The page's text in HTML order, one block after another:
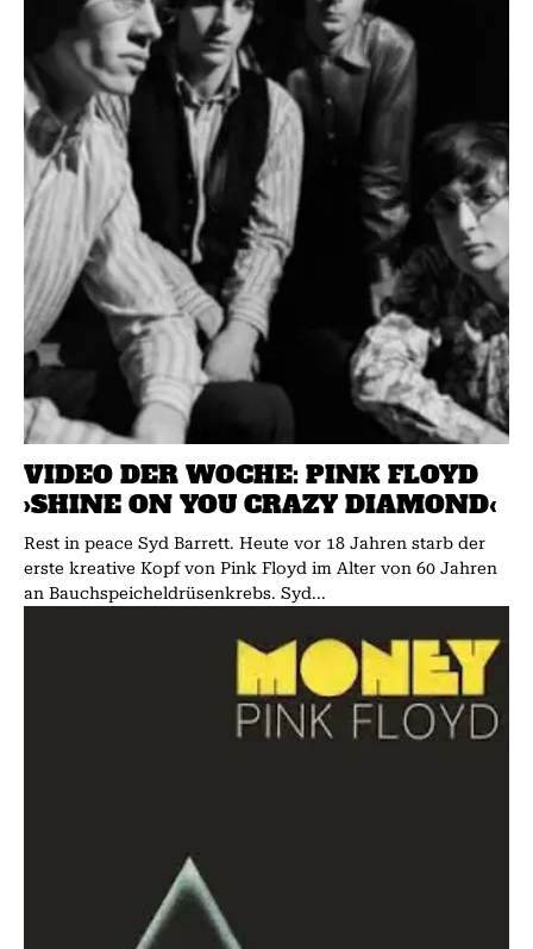
VIDEO DER WOCHE: PINK FLOYD
›SHINE ON YOU CRAZY DIAMOND‹
Rest in peace Syd Barrett. Heute vor 18 Jahren starb der
erste kreative Kopf von Pink Floyd im Alter von 60 Jahren
an Bauchspeicheldrüsenkrebs. Syd...